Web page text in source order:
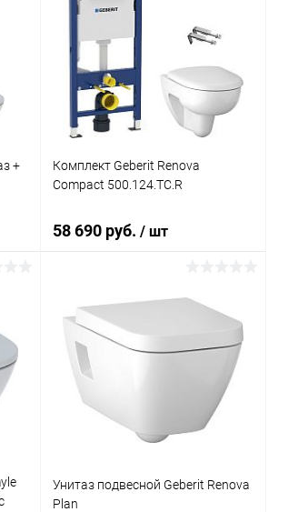
+
Комплект Geberit Renova
Compact 500.124.TC.R
58 690 руб./ шт
В корзину
Купить в 1 клик Сравнение
В избранное Под заказ
Унитаз подвесной Geberit Renova
Plan